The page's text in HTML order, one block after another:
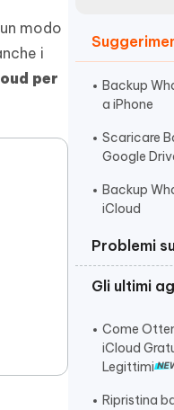
Iniziare
Backup
a iPhone
Scaricare
Google
Backup
iCloud
Problemi
Backup
Quanto
iPhone su
Gli ultimi
Come
iCloud
Legittimi
Ripristina
modo
i
per